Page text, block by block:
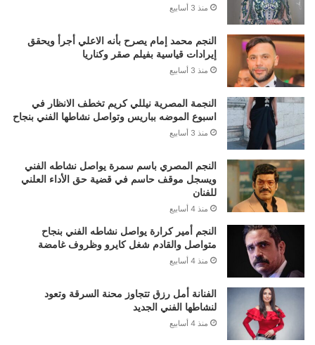
منذ 3 أسابيع
النجم محمد إمام يصرح بأنه الاعلي أجرأ ويحقق
إيرادات قياسية بفيلم صقر وكناريا
منذ 3 أسابيع
النجمة المصرية نيللي كريم تخطف الانظار في
اسبوع الموضه بباريس وتواصل نشاطها الفني بنجاح
منذ 3 أسابيع
النجم المصري باسم سمرة يواصل نشاطه الفني
ويسجل موقف حاسم في قضية حق الأداء العلني
للفنان
منذ 4 أسابيع
النجم أمير كرارة يواصل نشاطه الفني بنجاح
متواصل والقادم شغل كايرو وظروف غامضة
منذ 4 أسابيع
الفنانة أمل رزق تتجاوز محنة السرقة وتعود
لنشاطها الفني الجديد
منذ 4 أسابيع